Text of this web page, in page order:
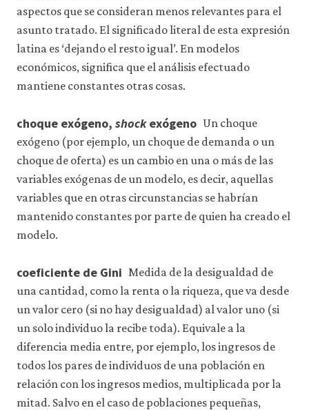
aspectos que se consideran menos relevantes para el
asunto tratado. El significado literal de esta expresión
latina es ‘dejando el resto igual’. En modelos
económicos, significa que el análisis efectuado
mantiene constantes otras cosas.
choque exógeno, shockexógeno Un choque
exógeno (por ejemplo, un choque de demanda o un
choque de oferta) es un cambio en una o más de las
variables exógenas de un modelo, es decir, aquellas
variables que en otras circunstancias se habrían
mantenido constantes por parte de quien ha creado el
modelo.
coeficiente de Gini Medida de la desigualdad de
una cantidad, como la renta o la riqueza, que va desde
un valor cero (si no hay desigualdad) al valor uno (si
un solo individuo la recibe toda). Equivale a la
diferencia media entre, por ejemplo, los ingresos de
todos los pares de individuos de una población en
relación con los ingresos medios, multiplicada por la
mitad. Salvo en el caso de poblaciones pequeñas,